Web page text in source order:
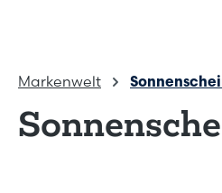
Markenwelt